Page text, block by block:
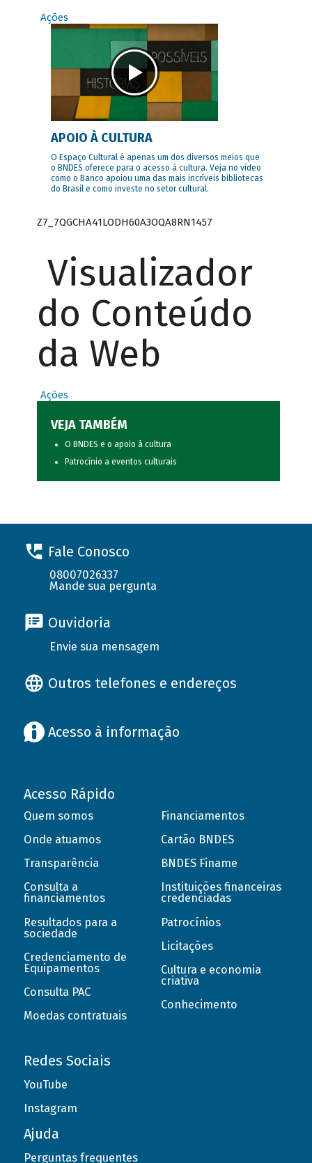
Ações
APOIO À CULTURA
O Espaço Cultural é apenas um dos diversos meios que
o BNDES oferece para o acesso à cultura. Veja no vídeo
como o Banco apoiou uma das mais incríveis bibliotecas
do Brasil e como investe no setor cultural.
Z7_7QGCHA41LODH60A3OQA8RN1457
Visualizador
do Conteúdo
da Web
Ações
VEJA TAMBÉM
O BNDES e o apoio à cultura
Patrocínio a eventos culturais
Fale Conosco
08007026337
Mande sua pergunta
Ouvidoria
Envie sua mensagem
Outros telefones e endereços
Acesso à informação
Acesso Rápido
Quem somos
Onde atuamos
Transparência
Consulta a
financiamentos
Resultados para a
sociedade
Credenciamento de
Equipamentos
Consulta PAC
Moedas contratuais
Financiamentos
Cartão BNDES
BNDES Finame
Instituições financeiras
credenciadas
Patrocínios
Licitações
Cultura e economia
criativa
Conhecimento
Redes Sociais
YouTube
Instagram
Ajuda
Perguntas frequentes